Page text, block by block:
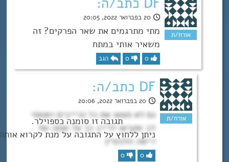
20 בפברואר 2022, 20:05
מתי מתרגמים את שאר הפרקים? זה
משאיר אותי במתח
0
0 הגב
DF כתב/ה:
20 בפברואר 2022, 20:06
גם לא מצאו את כל הרייבים ושמתי
לב שקראו לרייב כך על שמה של
רישה וולנטיין
0
0